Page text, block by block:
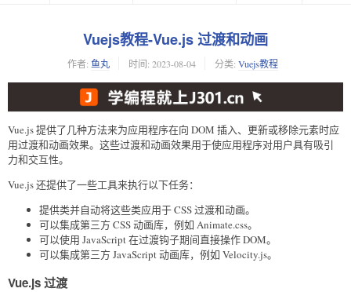
Vuejs教程-Vue.js 过渡和动画
作者: 鱼丸 时间: 2023-08-04 分类: Vuejs教程
Vue.js 提供了几种方法来为应用程序在向 DOM 插入、更新或移除元素时应
用过渡和动画效果。这些过渡和动画效果用于使应用程序对用户具有吸引
力和交互性。
Vue.js 还提供了一些工具来执行以下任务：
提供类并自动将这些类应用于 CSS 过渡和动画。
可以集成第三方 CSS 动画库，例如 Animate.css。
可以使用 JavaScript 在过渡钩子期间直接操作 DOM。
可以集成第三方 JavaScript 动画库，例如 Velocity.js。
Vue.js 过渡